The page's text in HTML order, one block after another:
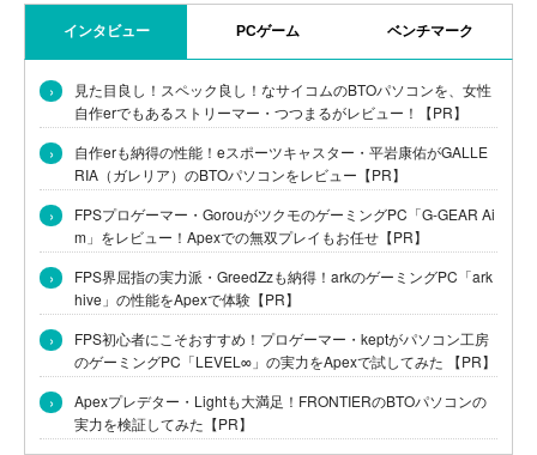
インタビュー PCゲーム ベンチマーク
›
見た目良し！スペック良し！なサイコムのBTOパソコンを、女性
自作erでもあるストリーマー・つつまるがレビュー！【PR】
›
自作erも納得の性能！eスポーツキャスター・平岩康佑がGALLE
RIA（ガレリア）のBTOパソコンをレビュー【PR】
›
FPSプロゲーマー・GorouがツクモのゲーミングPC「G-GEAR Ai
m」をレビュー！Apexでの無双プレイもお任せ【PR】
›
FPS界屈指の実力派・GreedZzも納得！arkのゲーミングPC「ark
hive」の性能をApexで体験【PR】
›
FPS初心者にこそおすすめ！プロゲーマー・keptがパソコン工房
のゲーミングPC「LEVEL∞」の実力をApexで試してみた 【PR】
›
Apexプレデター・Lightも大満足！FRONTIERのBTOパソコンの
実力を検証してみた【PR】